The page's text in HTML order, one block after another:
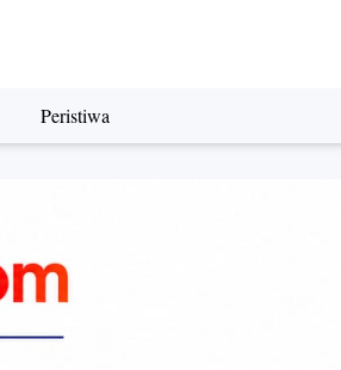
Peristiwa